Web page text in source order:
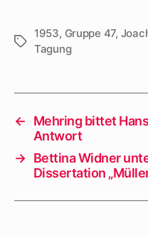
Schlagwörter
1953, Gruppe 47,
Tagung
←
Mehring bittet
Antwort
→ Bettina Widner
Dissertation